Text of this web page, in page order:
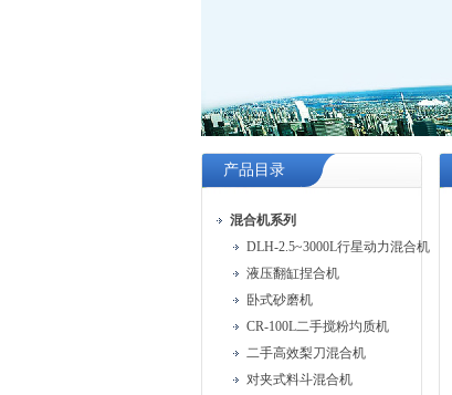
产品目录
混合机系列
DLH-2.5~3000L行星动力混合机
液压翻缸捏合机
卧式砂磨机
CR-100L二手搅粉圴质机
二手高效梨刀混合机
对夹式料斗混合机